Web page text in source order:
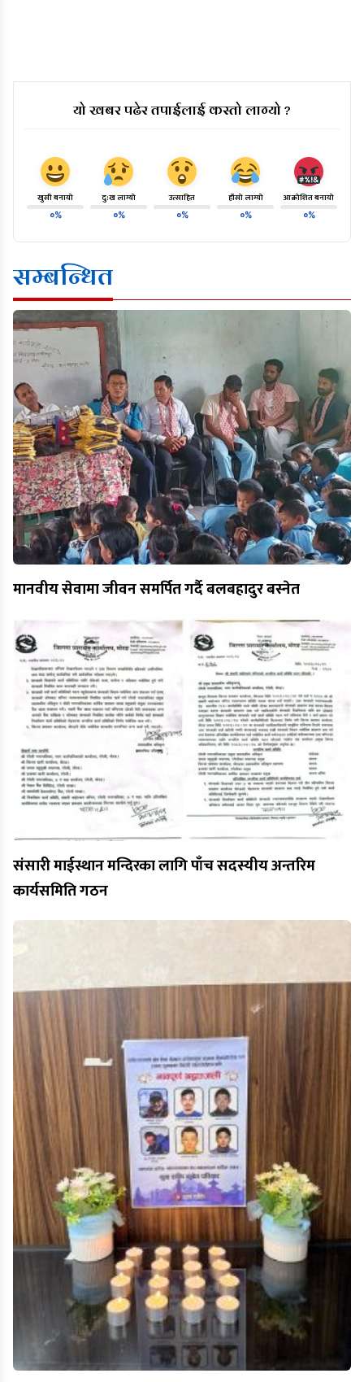
यो खबर पढेर तपाईलाई कस्तो लाग्यो ?
खुसी बनायो
०%
दु:ख लाग्यो
०%
उत्साहित
०%
हाँसो लाग्यो
०%
आक्रोशित बनायो
०%
सम्बन्धित
मानवीय सेवामा जीवन समर्पित गर्दै बलबहादुर बस्नेत
संसारी माईस्थान मन्दिरका लागि पाँच सदस्यीय अन्तरिम
कार्यसमिति गठन